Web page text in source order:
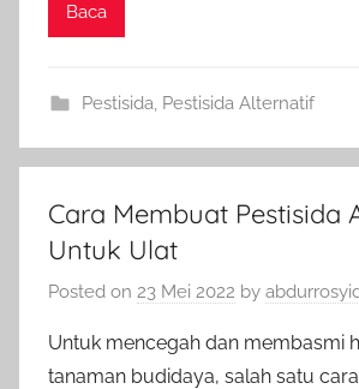
Baca
Pestisida Pestisida Alternatif
Cara Membuat Pestisida
Untuk Ulat
Posted on 23 Mei 2022 by
Untuk mencegah dan membasmi
tanaman budidaya, salah satu